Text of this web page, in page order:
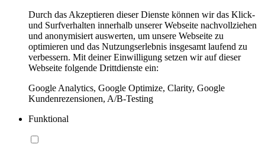
Durch das Akzeptieren dieser Dienste können wir das Klick-
und Surfverhalten innerhalb unserer Webseite nachvollziehen
und anonymisiert auswerten, um unsere Webseite zu
optimieren und das Nutzungserlebnis insgesamt laufend zu
verbessern. Mit deiner Einwilligung setzen wir auf dieser
Webseite folgende Drittdienste ein:
Google Analytics, Google Optimize, Clarity, Google
Kundenrezensionen, A/B-Testing
Funktional